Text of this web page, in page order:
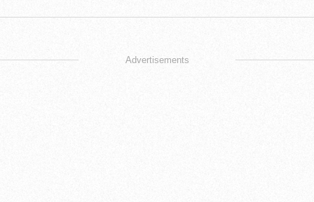
Advertisements